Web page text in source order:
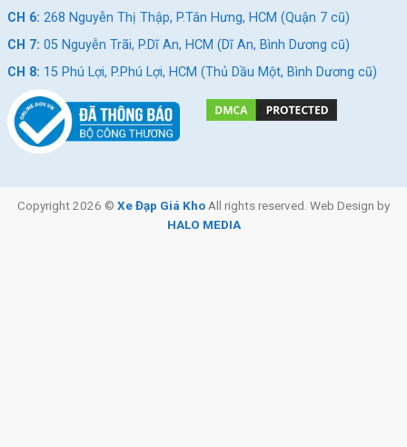
CH 6: 268 Nguyễn Thị Thập, P.Tân Hưng, HCM (Quận 7 cũ)
CH 7: 05 Nguyễn Trãi, P.Dĩ An, HCM (Dĩ An, Bình Dương cũ)
CH 8: 15 Phú Lợi, P.Phú Lợi, HCM (Thủ Dầu Một, Bình Dương cũ)
Copyright 2026 © Xe Đạp Giá KhoAll rights reserved. Web Design by
HALO MEDIA